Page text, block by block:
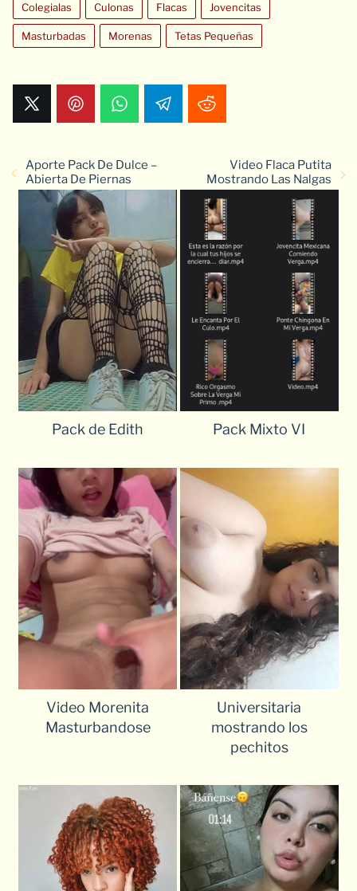
Colegialas Culonas Flacas Jovencitas
Masturbadas Morenas Tetas Pequeñas
Aporte Pack De Dulce –
Abierta De Piernas
Video Flaca Putita
Mostrando Las Nalgas
Pack de Edith Pack Mixto VI
Video Morenita
Masturbandose
Universitaria
mostrando los
pechitos